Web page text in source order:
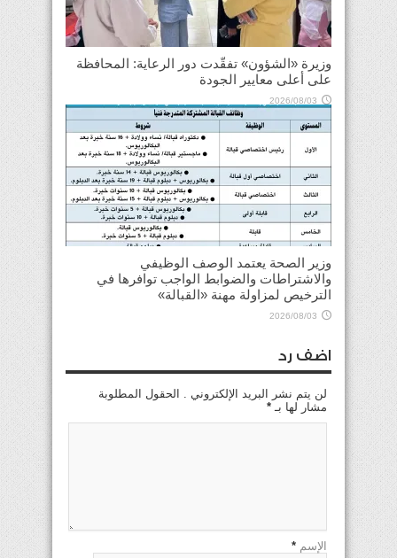
وزيرة «الشؤون» تفقّدت دور الرعاية: المحافظة
على أعلى معايير الجودة
2026/08/03
وزير الصحة يعتمد الوصف الوظيفي
والاشتراطات والضوابط الواجب توافرها في
الترخيص لمزاولة مهنة «القبالة»
2026/08/03
اضف رد
لن يتم نشر البريد الإلكتروني . الحقول المطلوبة
مشار لها بـ *
الإسم *